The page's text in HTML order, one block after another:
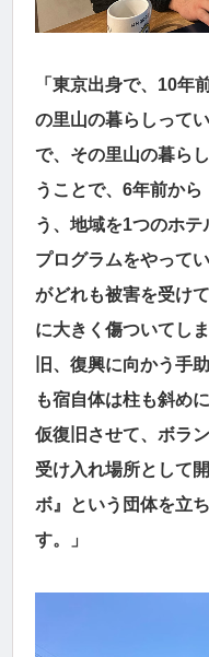
「東京出身で、10年
の里山の暮らしって
で、その里山の暮ら
うことで、6年前か
う、地域を1つのホ
プログラムをやって
がどれも被害を受け
に大きく傷ついてし
旧、復興に向かう手
も宿自体は柱も斜め
仮復旧させて、ボラ
受け入れ場所として
ボ』という団体を立
す。」